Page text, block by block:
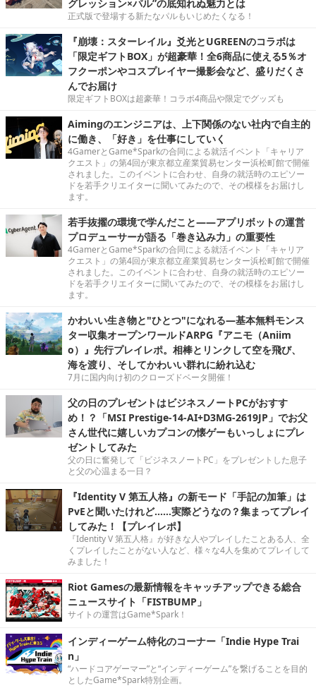
グレッション×パル”の底知れぬ魅力とは
正式版で登場する新たなパルもいじめたくなる！
『崩壊：スターレイル』爻光とUGREENのコラボは
「限定ギフトBOX」が超豪華！全6商品に使える5％オ
フクーポンやコスプレイヤー撮影会など、盛りだくさ
んでお届け
限定ギフトBOXは超豪華！コラボ4商品や限定でグッズも
Aimingのエンジニアは、上下関係のない社内で自主的
に働き、「好き」を仕事にしていく
4GamerとGame*Sparkの合同による就活イベント「キャリア
クエスト」の第4回が東京都立産業貿易センター浜松町館で開催
されました。このイベントに合わせ、自身の就活時のエピソー
ドを若手クリエイターに聞いてみたので、その模様をお届けし
ます。
若手抜擢の環境で学んだこと――アプリボットの運営
プロデューサーが語る「巻き込み力」の重要性
4GamerとGame*Sparkの合同による就活イベント「キャリア
クエスト」の第4回が東京都立産業貿易センター浜松町館で開催
されました。このイベントに合わせ、自身の就活時のエピソー
ドを若手クリエイターに聞いてみたので、その模様をお届けし
ます。
かわいい生き物と"ひとつ"になれる―基本無料モンス
ター収集オープンワールドARPG『アニモ（Aniim
o）』先行プレイレポ。相棒とリンクして空を飛び、
海を渡り、そしてかわいい群れに紛れ込む
7月に国内向け初のクローズドベータ開催！
父の日のプレゼントはビジネスノートPCがおすす
め！？「MSI Prestige-14-AI+D3MG-2619JP」でお父
さん世代に嬉しいカプコンの懐ゲーもいっしょにプレ
ゼントしてみた
父の日に奮発して「ビジネスノートPC」をプレゼントした息子
と父の心温まる一日？
『Identity V 第五人格』の新モード「手記の加筆」は
PvEと聞いたけれど……実際どうなの？集まってプレイ
してみた！【プレイレポ】
『Identity V 第五人格』が好きな人やプレイしたことある人、全
くプレイしたことがない人など、様々な4人を集めてプレイして
みました！
Riot Gamesの最新情報をキャッチアップできる総合
ニュースサイト「FISTBUMP」
サイトの運営はGame*Spark！
インディーゲーム特化のコーナー「Indie Hype Trai
n」
“ハードコアゲーマー”と“インディーゲーム”を繋げることを目的
としたGame*Spark特別企画。